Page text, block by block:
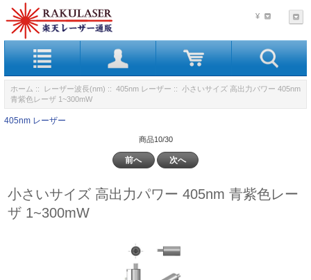
¥
ホーム :: レーザー波長(nm) :: 405nm レーザー :: 小さいサイズ 高出力パワー 405nm
青紫色レーザ 1~300mW
405nm レーザー
商品10/30
前へ 次へ
小さいサイズ 高出力パワー 405nm 青紫色レー
ザ 1~300mW